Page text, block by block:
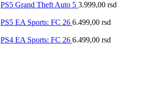
PS5 Grand Theft Auto 5 3.999,00 rsd
PS5 EA Sports: FC 26 6.499,00 rsd
PS4 EA Sports: FC 26 6.499,00 rsd